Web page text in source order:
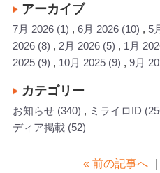
アーカイブ
7月 2026 (1) 6月 2026 (10) 5
2026 (8) 2月 2026 (5) 1月
2025 (9) 10月 2025 (9) 9月
カテゴリー
お知らせ (340) ミライロID
ディア掲載 (52)
« 前の記事へ